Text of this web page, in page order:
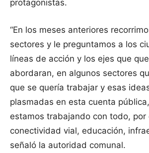
protagonistas.
“En los meses anteriores
sectores y le preguntamos a los
líneas de acción y los ejes que
abordaran, en algunos sectores
que se quería trabajar y esas
plasmadas en esta cuenta
estamos trabajando con todo, por
conectividad vial, educación,
señaló la autoridad comunal.